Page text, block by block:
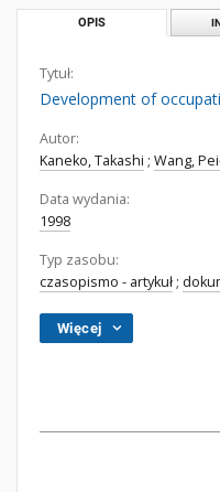
OPIS
Tytuł:
Development of
Autor:
Kaneko, Takashi ; Wang,
Data wydania:
1998
Typ zasobu:
czasopismo - artykuł ;
Więcej